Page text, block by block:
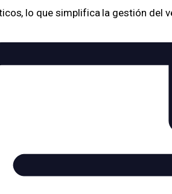
lo que simplifica la gestión del